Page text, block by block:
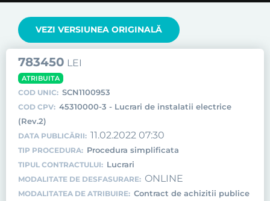
VEZI VERSIUNEA ORIGINALĂ
783450 LEI
ATRIBUITA
COD UNIC: SCN1100953
COD CPV: 45310000-3 - Lucrari de instalatii electrice
(Rev.2)
DATA PUBLICĂRII: 11.02.2022 07:30
TIP PROCEDURA: Procedura simplificata
TIPUL CONTRACTULUI: Lucrari
MODALITATE DE DESFASURARE: ONLINE
MODALITATEA DE ATRIBUIRE: Contract de achizitii publice